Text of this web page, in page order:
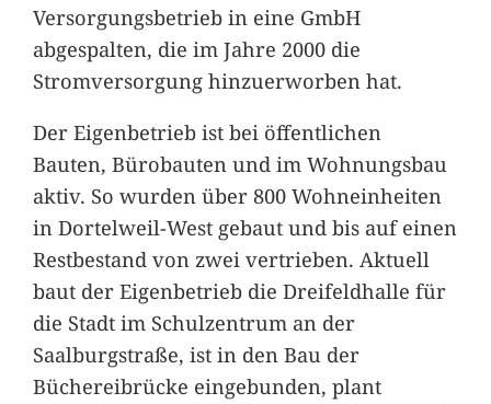
Versorgungsbetrieb in eine GmbH
abgespalten, die im Jahre 2000 die
Stromversorgung hinzuerworben hat.
Der Eigenbetrieb ist bei öffentlichen
Bauten, Bürobauten und im Wohnungsbau
aktiv. So wurden über 800 Wohneinheiten
in Dortelweil-West gebaut und bis auf einen
Restbestand von zwei vertrieben. Aktuell
baut der Eigenbetrieb die Dreifeldhalle für
die Stadt im Schulzentrum an der
Saalburgstraße, ist in den Bau der
Büchereibrücke eingebunden, plant